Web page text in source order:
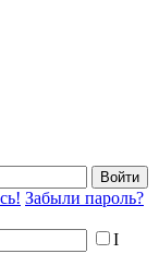
Войти
Забыли пароль?
I